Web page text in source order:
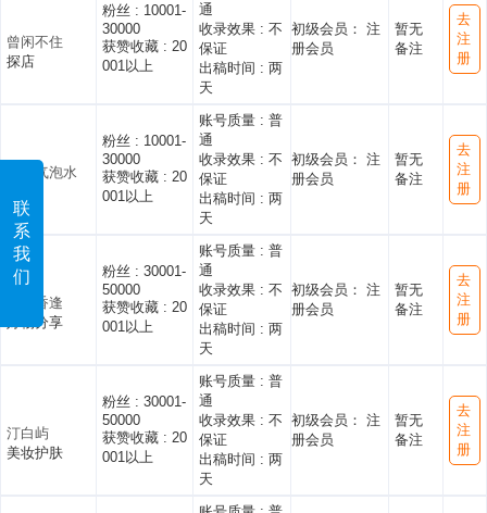
联
系
我
们
曾闲不住
探店
粉丝 : 10001-
30000
获赞收藏 : 20
001以上
通
收录效果 : 不
保证
出稿时间 : 两
天
初级会员： 注
册会员
暂无
备注
去
注
册
雾眠气泡水
粉丝 : 10001-
30000
获赞收藏 : 20
001以上
账号质量 : 普
通
收录效果 : 不
保证
出稿时间 : 两
天
初级会员： 注
册会员
暂无
备注
去
注
册
瓶水香逢
好物分享
粉丝 : 30001-
50000
获赞收藏 : 20
001以上
账号质量 : 普
通
收录效果 : 不
保证
出稿时间 : 两
天
初级会员： 注
册会员
暂无
备注
去
注
册
汀白屿
美妆护肤
粉丝 : 30001-
50000
获赞收藏 : 20
001以上
账号质量 : 普
通
收录效果 : 不
保证
出稿时间 : 两
天
初级会员： 注
册会员
暂无
备注
去
注
册